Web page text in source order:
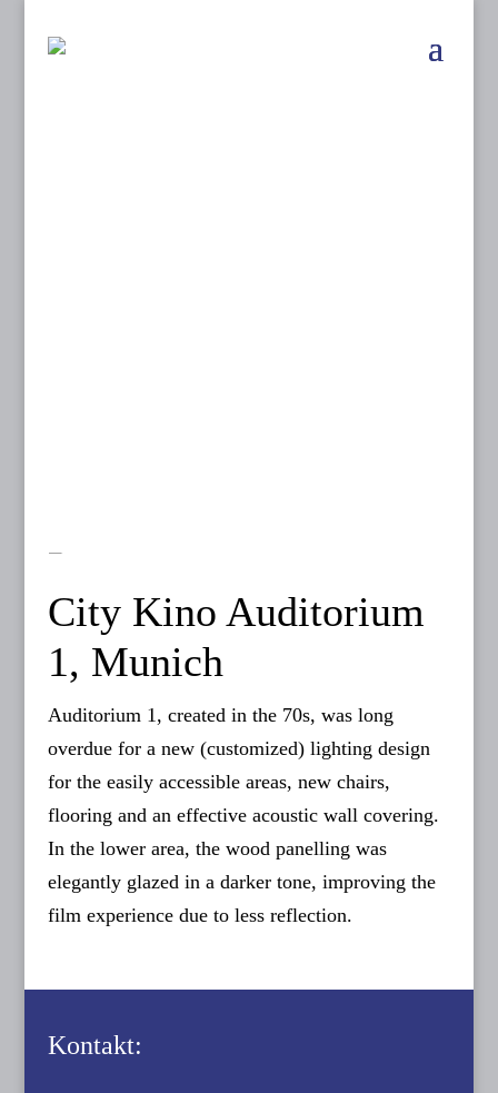
City Kino Auditorium
1, Munich
Auditorium 1, created in the 70s, was long
overdue for a new (customized) lighting design
for the easily accessible areas, new chairs,
flooring and an effective acoustic wall covering.
In the lower area, the wood panelling was
elegantly glazed in a darker tone, improving the
film experience due to less reflection.
Kontakt: